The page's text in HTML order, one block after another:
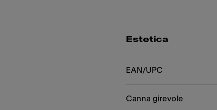
Estetica
EAN/UPC
Canna girevole